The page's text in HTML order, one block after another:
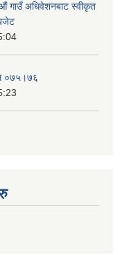
अधिवेशनबाट स्वीकृत
०७५।७६